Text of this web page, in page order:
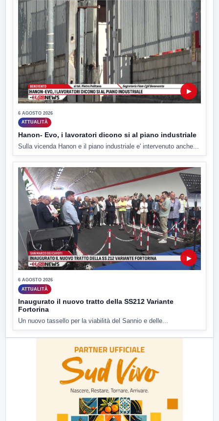
▶
6 AGOSTO 2026
ATTUALITÀ
Hanon- Evo, i lavoratori dicono si al piano industriale
Sulla vicenda Hanon e il piano industriale e' intervenuto anche...
▶
6 AGOSTO 2026
ATTUALITÀ
Inaugurato il nuovo tratto della SS212 Variante
Fortorina
Un nuovo tassello per la viabilità del Sannio e delle...